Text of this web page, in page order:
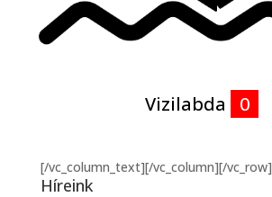
Vizilabda 0
[/vc_column_text][/vc_column][/vc_row]
Híreink